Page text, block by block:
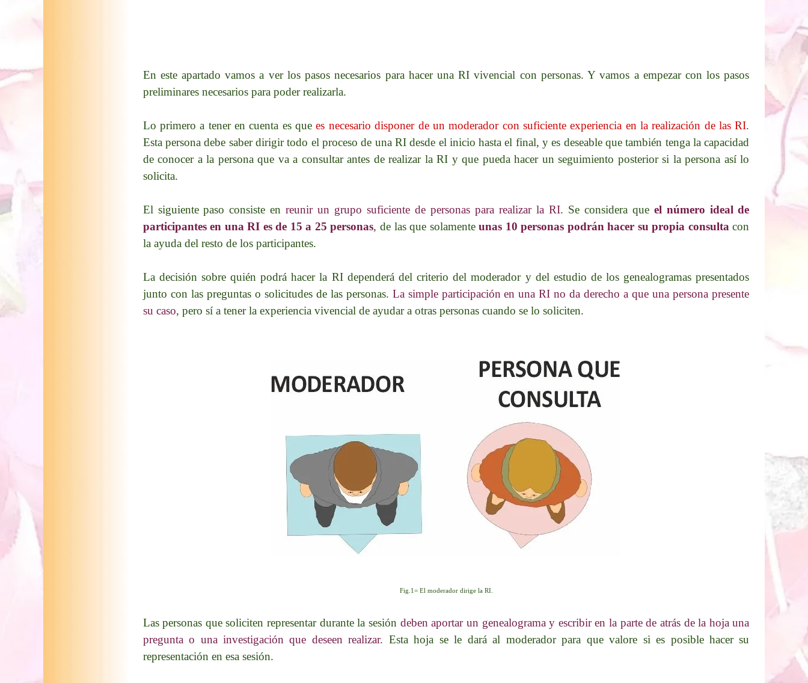
En este apartado vamos a ver los pasos necesarios para hacer una RI vivencial con personas. Y vamos a empezar con los pasos
preliminares necesarios para poder realizarla.
Lo primero a tener en cuenta es quees necesario disponer de un moderador con suficiente experiencia en la realización de las RI.
Esta persona debe saber dirigir todo el proceso de una RI desde el inicio hasta el final, y es deseable que también tenga la capacidad
de conocer a la persona que va a consultar antes de realizar la RI y que pueda hacer un seguimiento posterior si la persona así lo
solicita.
El siguiente paso consiste enreunir un grupo suficiente de personas para realizar la RI. Se considera que el número ideal de
participantes en una RI es de 15 a 25 personas, de las que solamenteunas 10 personas podrán hacer su propia consulta con
la ayuda del resto de los participantes.
La decisión sobre quién podrá hacer la RI dependerá del criterio del moderador y del estudio de los genealogramas presentados
junto con las preguntas o solicitudes de las personas. La simple participación en una RI no da derecho a que una persona presente
su caso, pero sí a tener la experiencia vivencial de ayudar a otras personas cuando se lo soliciten.
Fig.1= El moderador dirige la RI.
Las personas que soliciten representar durante la sesión deben aportar un genealograma y escribir en la parte de atrás de la hoja una
pregunta o una investigación que deseen realizar. Esta hoja se le dará al moderador para que valore si es posible hacer su
representación en esa sesión.